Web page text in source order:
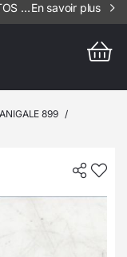
IMPORTANTES PROMOS SUR LES MOTOS COMPLETES !!! CONSULTEZ NOS ANNONCES ----- ELEC - RIV - 1812En savoir plus
899
/